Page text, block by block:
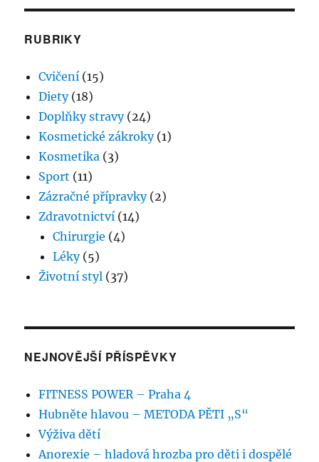
RUBRIKY
Cvičení (15)
Diety(18)
Doplňky stravy(24)
Kosmetické zákroky(1)
Kosmetika (3)
Sport (11)
Zázračné přípravky(2)
Zdravotnictví (14)
Chirurgie (4)
Léky(5)
Životní styl (37)
NEJNOVĚJŠÍ PŘÍSPĚVKY
FITNESS POWER – Praha 4
Hubněte hlavou – METODA PĚTI „S“
Výživa dětí
Anorexie – hladová hrozba pro děti i dospělé